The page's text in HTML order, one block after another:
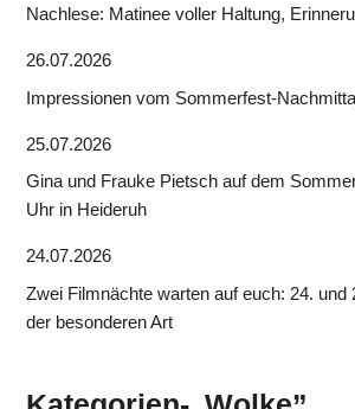
Nachlese: Matinee voller Haltung,
26.07.2026
Impressionen vom Sommerfest-
25.07.2026
Gina und Frauke Pietsch auf dem
Uhr in Heideruh
24.07.2026
Zwei Filmnächte warten auf euch: 24. und
der besonderen Art